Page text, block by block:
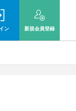
ン 新規会員登録